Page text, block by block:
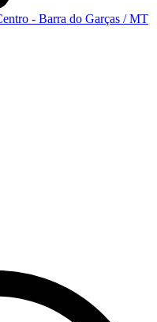
- Barra do Garças / MT